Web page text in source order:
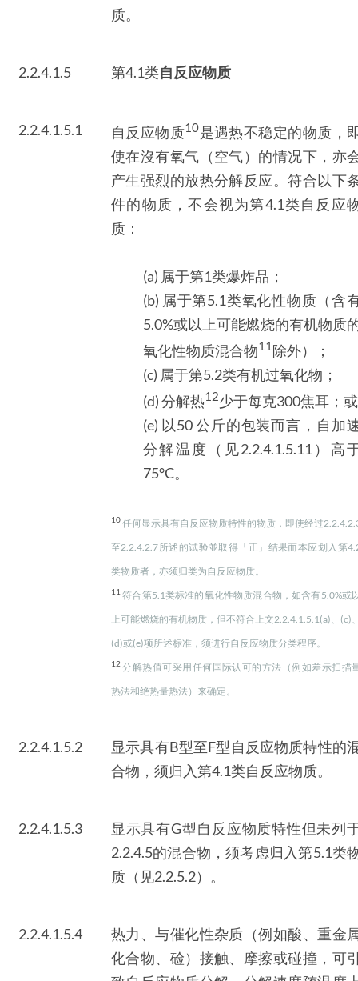
质。
2.2.4.1.5 第4.1类自反应物质
2.2.4.1.5.1 自反应物质10是遇热不稳定的物质，
使在沒有氧气（空气）的情况下，亦
产生强烈的放热分解反应。符合以下
件的物质，不会视为第4.1类自反应
质：
(a) 属于第1类爆炸品；
(b) 属于第5.1类氧化性物质（含
5.0%或以上可能燃烧的有机物质
氧化性物质混合物11 除外）；
(c) 属于第5.2类有机过氧化物；
(d) 分解热12少于每克300焦耳；或
(e) 以50 公斤的包装而言，自加
分解温度（见2.2.4.1.5.11）高
75°C。
10任何显示具有自反应物质特性的物质，即使经过
至2.2.4.2.7所述的试验並取得「正」结果而本应划入第
类物质者，亦须归类为自反应物质。
11 符合第5.1类标准的氧化性物质混合物，如含有5.0%或
上可能燃烧的有机物质，但不符合上文2.2.4.1.5.1(a)、(c)
(d)或(e)项所述标准，须进行自反应物质分类程序。
12 分解热值可采用任何国际认可的方法（例如差示扫描
热法和绝热量热法）来确定。
2.2.4.1.5.2
显示具有B型至F型自反应物质特性的
合物，须归入第4.1类自反应物质。
2.2.4.1.5.3
显示具有G型自反应物质特性但未列
2.2.4.5的混合物，须考虑归入第5.1类
质（见2.2.5.2）。
2.2.4.1.5.4
热力、与催化性杂质（例如酸、重金
化合物、硷）接触、摩擦或碰撞，可